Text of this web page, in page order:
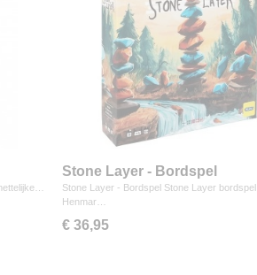
Stone Layer - Bordspel
Stone Layer - Bordspel Stone Layer bordspel
Henmar…
€ 36,95